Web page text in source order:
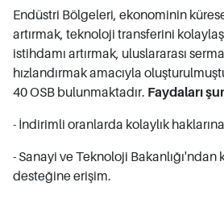
Endüstri Bölgeleri, ekonominin
artırmak, teknoloji transferini
istihdamı artırmak, uluslararası
hızlandırmak amacıyla
40 OSB bulunmaktadır. Faydaları
- İndirimli oranlarda kolaylık
- Sanayi ve Teknoloji Bakanlığı'ndan
desteğine erişim.